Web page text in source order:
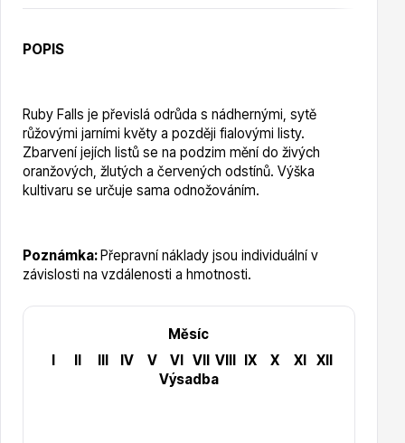
Azalky a rododendrony
POPIS
Ruby Falls je převislá odrůda s nádhernými, sytě
růžovými jarními květy a později fialovými listy.
Zbarvení jejích listů se na podzim mění do živých
oranžových, žlutých a červených odstínů. Výška
kultivaru se určuje sama odnožováním.
Poznámka: Přepravní náklady jsou individuální v
závislosti na vzdálenosti a hmotnosti.
Měsíc
I
II III IV V VI VII VIII IX X XI
XII
Výsadba